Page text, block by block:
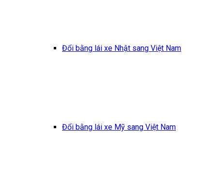
Đổi bằng lái xe Nhật sang Việt Nam
Đổi bằng lái xe Mỹ sang Việt Nam